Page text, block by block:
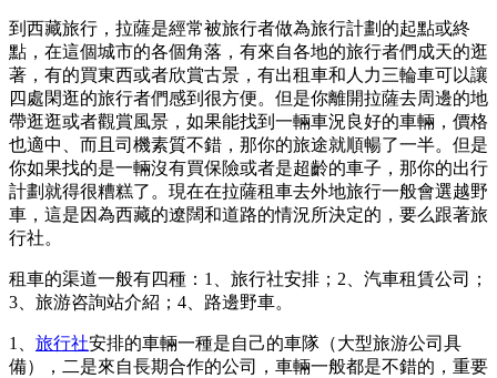
到西藏旅行，拉薩是經常被旅行者做為旅行計劃的起點或終
點，在這個城市的各個角落，有來自各地的旅行者們成天的逛
著，有的買東西或者欣賞古景，有出租車和人力三輪車可以讓
四處閑逛的旅行者們感到很方便。但是你離開拉薩去周邊的地
帶逛逛或者觀賞風景，如果能找到一輛車況良好的車輛，價格
也適中、而且司機素質不錯，那你的旅途就順暢了一半。但是
你如果找的是一輛沒有買保險或者是超齡的車子，那你的出行
計劃就得很糟糕了。現在在拉薩租車去外地旅行一般會選越野
車，這是因為西藏的遼闊和道路的情況所決定的，要么跟著旅
行社。
租車的渠道一般有四種：1、旅行社安排；2、汽車租賃公司；
3、旅游咨詢站介紹；4、路邊野車。
1、 旅行社安排的車輛一種是自己的車隊（大型旅游公司具
備），二是來自長期合作的公司，車輛一般都是不錯的，重要